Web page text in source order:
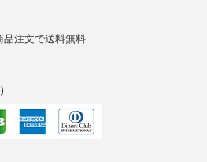
品注文で送料無料